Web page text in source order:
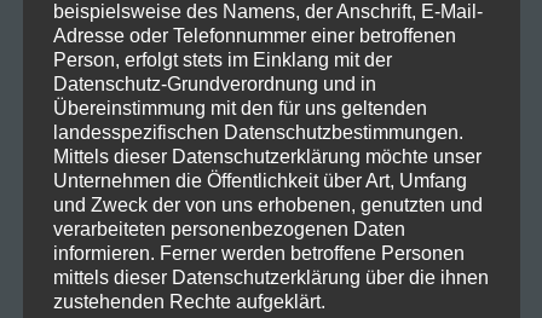
Exchange Server
Office
Office 365
Teams
SQL Server
VS Code
Branchen Software.
beispielsweise des Namens, der Anschrift, E-Mail-
Adresse oder Telefonnummer einer betroffenen
Person, erfolgt stets im Einklang mit der
Datenschutz-Grundverordnung und in
Übereinstimmung mit den für uns geltenden
landesspezifischen Datenschutzbestimmungen.
Mittels dieser Datenschutzerklärung möchte unser
Unternehmen die Öffentlichkeit über Art, Umfang
und Zweck der von uns erhobenen, genutzten und
verarbeiteten personenbezogenen Daten
informieren. Ferner werden betroffene Personen
mittels dieser Datenschutzerklärung über die ihnen
zustehenden Rechte aufgeklärt.